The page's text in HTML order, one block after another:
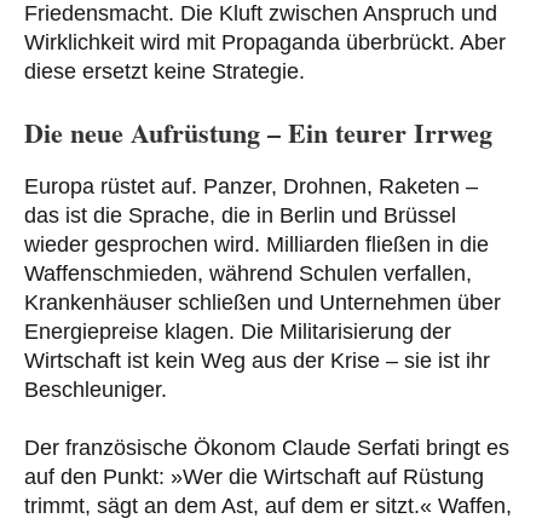
Friedensmacht. Die Kluft zwischen Anspruch und
Wirklichkeit wird mit Propaganda überbrückt. Aber
diese ersetzt keine Strategie.
Die neue Aufrüstung – Ein teurer Irrweg
Europa rüstet auf. Panzer, Drohnen, Raketen –
das ist die Sprache, die in Berlin und Brüssel
wieder gesprochen wird. Milliarden fließen in die
Waffenschmieden, während Schulen verfallen,
Krankenhäuser schließen und Unternehmen über
Energiepreise klagen. Die Militarisierung der
Wirtschaft ist kein Weg aus der Krise – sie ist ihr
Beschleuniger.
Der französische Ökonom Claude Serfati bringt es
auf den Punkt: »Wer die Wirtschaft auf Rüstung
trimmt, sägt an dem Ast, auf dem er sitzt.« Waffen,